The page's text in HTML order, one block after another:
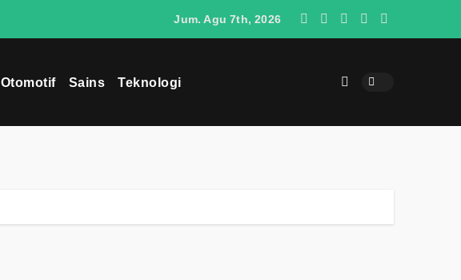
Mengapa Omoda O4 Berpotensi Menjadi Penantang SUV Jepang di Indonesia
Jum. Agu 7th, 2026
Otomotif Sains Teknologi